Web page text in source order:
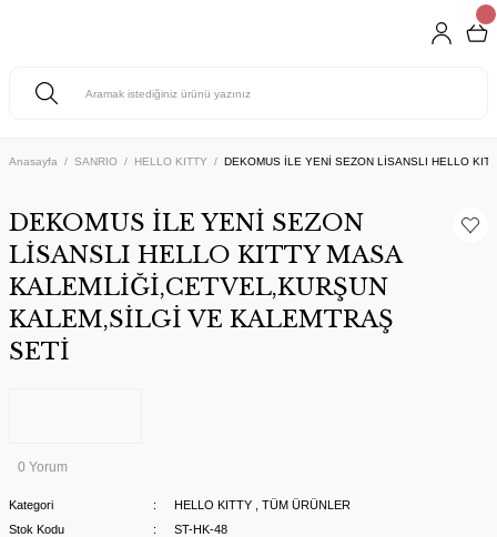
Anasayfa SANRIO HELLO KITTY DEKOMUS İLE YENİ SEZON LİSANSLI HELLO
DEKOMUS İLE YENİ SEZON
LİSANSLI HELLO KITTY MASA
KALEMLİĞİ,CETVEL,KURŞUN
KALEM,SİLGİ VE KALEMTRAŞ
SETİ
0 Yorum
Kategori HELLO KITTY
TÜM ÜRÜNLER
Stok Kodu
ST-HK-48